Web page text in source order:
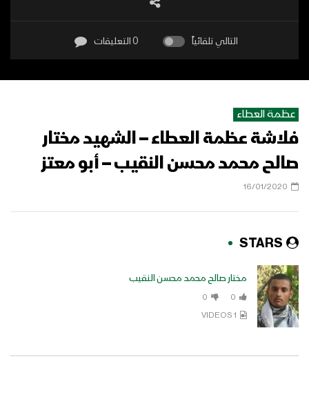
التالي تلقائياً 0 التعليقات
عظمة العطاء
فلاشة عظمة العطاء – الشهيد مختار
صالح محمد محسن النقيب – أبو معتز
16/01/2020
STARS
مختار صالح محمد محسن النقيب
0
0
1 VIDEOS